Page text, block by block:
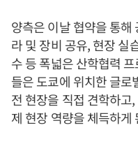
양측은 이날 협약을 통해
라 및 장비 공유, 현장 실
수 등 폭넓은 산학협력
들은 도쿄에 위치한 글
전 현장을 직접 견학하고
제 현장 역량을 체득하게